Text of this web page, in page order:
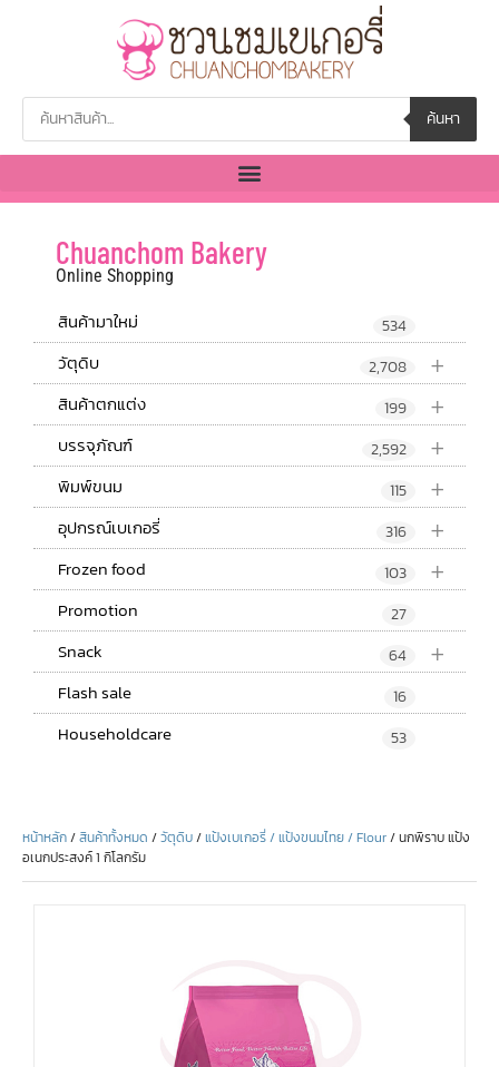
ค้นหา
Chuanchom Bakery
Online Shopping
สินค้ามาใหม่ 534
+
วัตุดิบ 2,708
+
สินค้าตกแต่ง 199
+
บรรจุภัณฑ์ 2,592
+
พิมพ์ขนม 115
+
อุปกรณ์เบเกอรี่ 316
+
Frozen food 103
Promotion 27
+
Snack 64
Flash sale 16
Householdcare 53
หน้าหลัก/สินค้าทั้งหมด /วัตุดิบ/แป้งเบเกอรี่ / แป้งขนมไทย / Flour/ นกพิราบ แป้ง
อเนกประสงค์ 1 กิโลกรัม